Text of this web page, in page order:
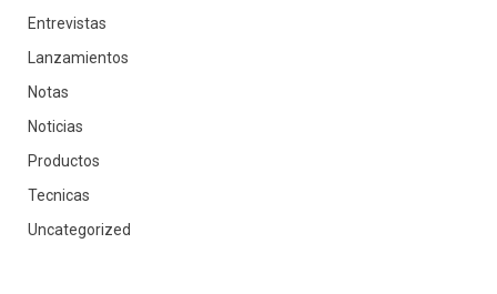
Entrevistas
Lanzamientos
Notas
Noticias
Productos
Tecnicas
Uncategorized